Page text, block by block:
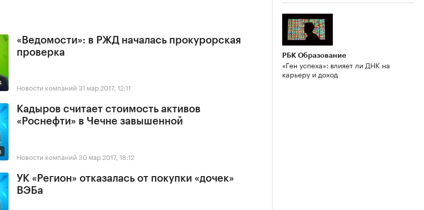
«Ведомости»: в РЖД началась прокурорская
проверка
Новости компаний 31 мар 2017, 12:11
Кадыров считает стоимость активов
«Роснефти» в Чечне завышенной
Новости компаний 30 мар 2017, 18:12
УК «Регион» отказалась от покупки «дочек»
ВЭБа
РБК Образование
«Ген успеха»: влияет ли ДНК на
карьеру и доход